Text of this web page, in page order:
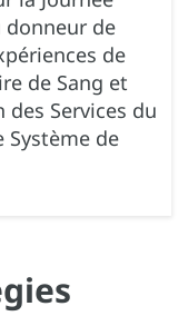
de
de
de Sang et
Services du
Système de